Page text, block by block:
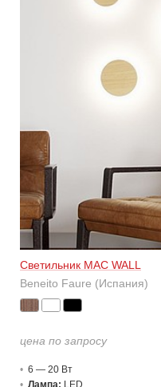
Светильник MAC WALL
Beneito Faure (Испания)
цена по запросу
6 — 20 Вт
Лампа: LED